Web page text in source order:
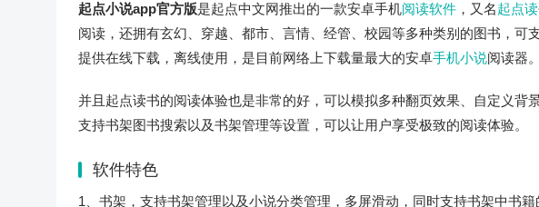
起点小说app官方版是起点中文网推出的一款安卓手机阅读软件 ，又名起点
阅读，还拥有玄幻、穿越、都市、言情、经管、校园等多种类别的图书，可
提供在线下载，离线使用，是目前网络上下载量最大的安卓手机小说阅读器。
并且起点读书的阅读体验也是非常的好，可以模拟多种翻页效果、自定义背
支持书架图书搜索以及书架管理等设置，可以让用户享受极致的阅读体验。
软件特色
1、书架，支持书架管理以及小说分类管理，多屏滑动，同时支持书架中书籍